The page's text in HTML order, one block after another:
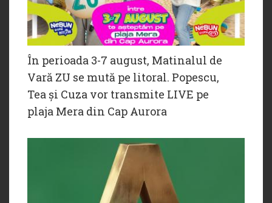
În perioada 3-7 august, Matinalul de
Vară ZU se mută pe litoral. Popescu,
Tea și Cuza vor transmite LIVE pe
plaja Mera din Cap Aurora